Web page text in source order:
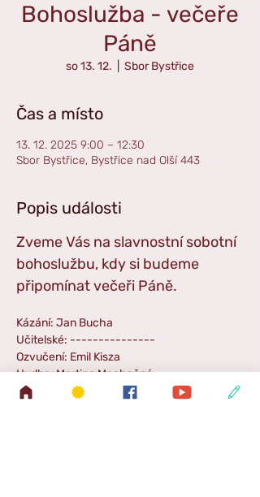
Bohoslužba - večeře
Páně
so 13. 12. Sbor Bystřice
Čas a místo
13. 12. 2025 9:00 – 12:30
Sbor Bystřice, Bystřice nad Olší 443
Popis události
Zveme Vás na slavnostní sobotní
bohoslužbu, kdy si budeme
připomínat večeři Páně.
Kázání: Jan Bucha
Učitelské: ---------------
Ozvučení: Emil Kisza
Hudba: Martina Machačná
Příběh pro děti: ---------------